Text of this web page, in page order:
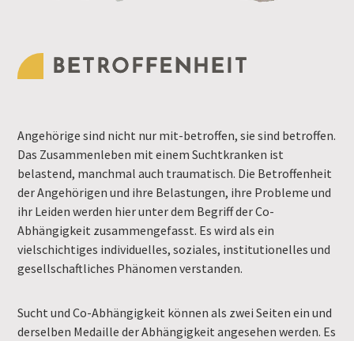
BETROFFENHEIT
Angehörige sind nicht nur mit-betroffen, sie sind betroffen.
Das Zusammenleben mit einem Suchtkranken ist
belastend, manchmal auch traumatisch. Die Betroffenheit
der Angehörigen und ihre Belastungen, ihre Probleme und
ihr Leiden werden hier unter dem Begriff der Co-
Abhängigkeit zusammengefasst. Es wird als ein
vielschichtiges individuelles, soziales, institutionelles und
gesellschaftliches Phänomen verstanden.
Sucht und Co-Abhängigkeit können als zwei Seiten ein und
derselben Medaille der Abhängigkeit angesehen werden. Es